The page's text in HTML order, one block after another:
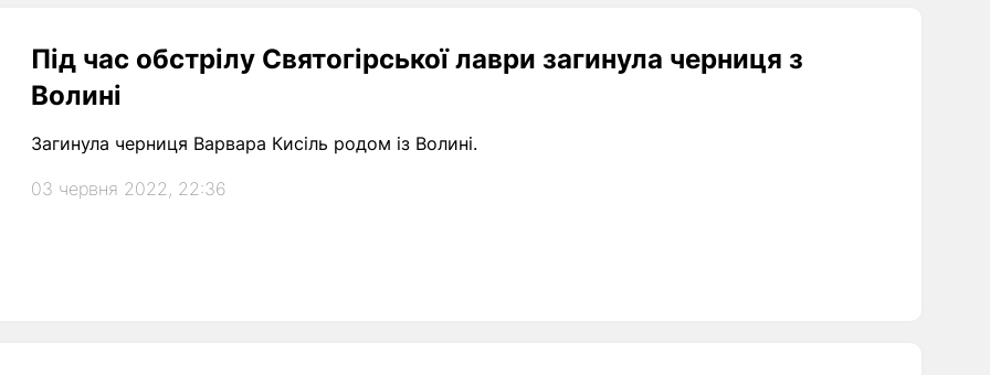
Під час обстрілу Святогірської лаври загинула черниця з
Волині
Загинула черниця Варвара Кисіль родом із Волині.
03 червня 2022, 22:36